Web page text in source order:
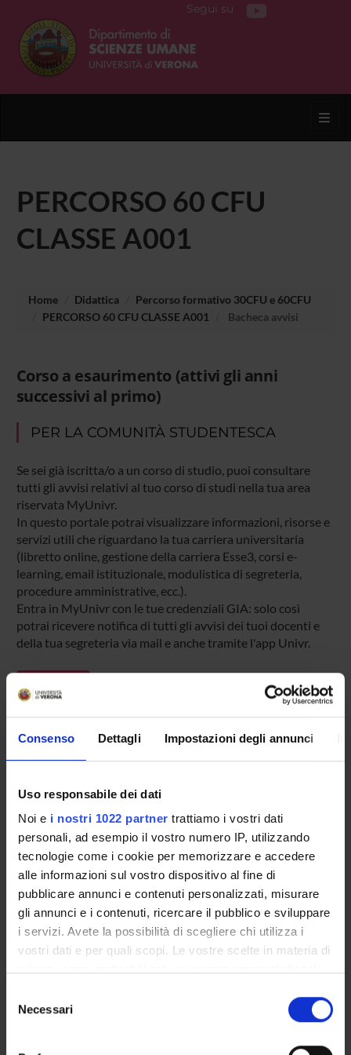
Consenso Dettagli Impostazioni degli annunci
Uso responsabile dei dati
Noi e i nostri 1022 partner trattiamo i vostri dati
personali, ad esempio il vostro numero IP, utilizzando
tecnologie come i cookie per memorizzare e accedere
alle informazioni sul vostro dispositivo al fine di
pubblicare annunci e contenuti personalizzati, misurare
gli annunci e i contenuti, ricercare il pubblico e sviluppare
i servizi. Avete la possibilità di scegliere chi utilizza i
vostri dati e per quali scopi. Le vostre scelte in materia di
modificare o revocare il proprio consenso in qualsiasi
momento dalla Dichiarazione sui cookie o facendo clic
delNecessari
Segui su
PERCORSO 60 CFU
CLASSE A001
Home Didattica
Percorso formativo 30CFU e 60CFU
PERCORSO 60 CFU CLASSE A001
Bacheca avvisi
Corso a esaurimento (attivi gli anni
successivi al primo)
PER LA COMUNITÀ STUDENTESCA
Se sei già iscritta/o a un corso di studio, puoi consultare
tutti gli avvisi relativi al tuo corso di studi nella tua area
riservata MyUnivr.
In questo portale potrai visualizzare informazioni, risorse e
servizi utili che riguardano la tua carriera universitaria
(libretto online, gestione della carriera Esse3, corsi e-
learning, email istituzionale, modulistica di segreteria,
procedure amministrative, ecc.).
Entra in MyUnivr con le tue credenziali GIA: solo così
potrai ricevere notifica di tutti gli avvisi dei tuoi docenti e
della tua segreteria via mail e anche tramite l'app Univr.
Insegnamenti
Calendario didattico
Orario lezioni
Piani didattici
Calendario esami
Bacheca avvisi
Proposte tesi e stage
Organi collegiali e di governo
OFFERTA FORMATIVA